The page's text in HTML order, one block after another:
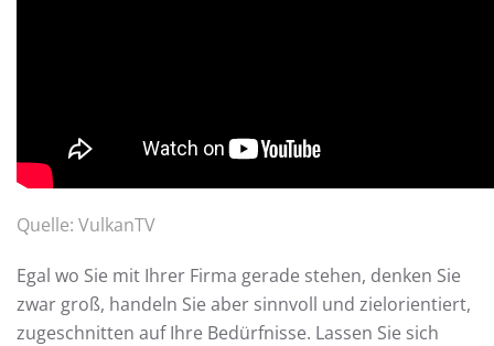
Quelle: VulkanTV
Egal wo Sie mit Ihrer Firma gerade stehen, denken Sie
zwar groß, handeln Sie aber sinnvoll und zielorientiert,
zugeschnitten auf Ihre Bedürfnisse. Lassen Sie sich